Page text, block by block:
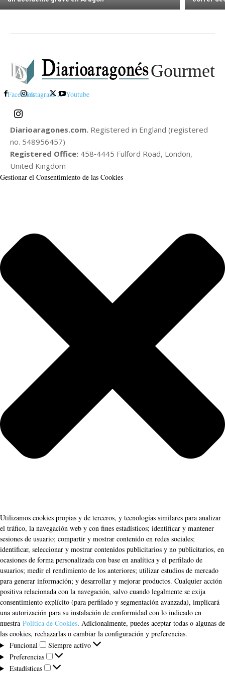
Gourmet
FacebookInstagram X Youtube
Diarioaragones.com. Registered in England (registered
no. 548956457)
Registered Office: 458‑4445 Fulford Road, London,
United Kingdom
Gestionar el Consentimiento de las Cookies
Utilizamos cookies propias y de terceros, y tecnologías similares para analizar
el tráfico, la navegación web y con fines estadísticos; identificar y mantener
sesiones de usuario; compartir y mostrar contenido en redes sociales;
identificar, seleccionar y mostrar contenidos publicitarios y no publicitarios, en
ocasiones de forma personalizada con base en analítica y el perfilado de
usuarios; medir el rendimiento de los anteriores; utilizar estudios de mercado
para generar información; y desarrollar y mejorar productos. Cualquier acción
positiva relacionada con la navegación, salvo cuando legalmente se exija
consentimiento explícito (para perfilado y segmentación avanzada), implicará
una autorización para su instalación de conformidad con lo indicado en
nuestra Política de Cookies. Adicionalmente, puedes aceptar todas o algunas de
las cookies, rechazarlas o cambiar la configuración y preferencias.
Funcional
Funcional
Siempre activo
Preferencias
Preferencias
Estadísticas
Estadísticas